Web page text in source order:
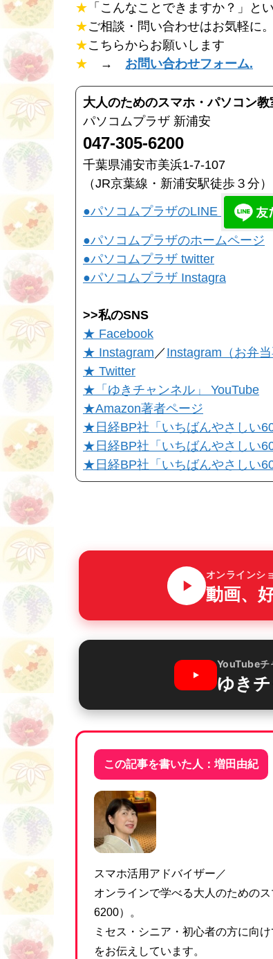
★ 「こんなことできますか？」と
★ご相談・問い合わせはお気軽に。
★こちらからお願いします
★
→ お問い合わせフォーム.
大人のためのスマホ・パソコン教
パソコムプラザ 新浦安
047-305-6200
千葉県浦安市美浜1-7-107
（JR京葉線・新浦安駅徒歩３分）
●パソコムプラザのLINE
●パソコムプラザのホームページ
●パソコムプラザ twitter
●パソコムプラザ Instagra
>>私のSNS
★ Facebook
★ Instagram ／ Instagram（お弁当
★ Twitter
★「ゆきチャンネル」 YouTube
★Amazon著者ページ
★日経BP社「いちばんやさしい
★日経BP社「いちばんやさしい
★日経BP社「いちばんやさしい
オンラインシ
動画、
YouTubeチ
ゆき
この記事を書いた人：増田由紀
スマホ活用アドバイザー／
オンラインで学べる大人のためのス
6200）。
ミセス・シニア・初心者の方に向
をお伝えしています。